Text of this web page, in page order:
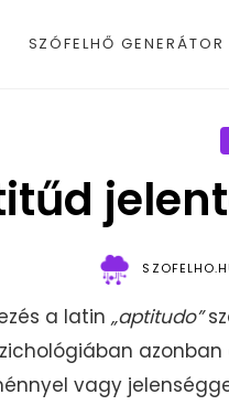
SZÓFELHŐ GENERÁTOR
a latin „aptitudo”
vagy